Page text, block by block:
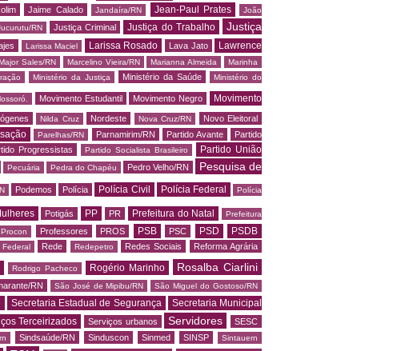
Jaime Calado Jandaíra/RN Jean-Paul Prates
João
RN Justiça Criminal Justiça do Trabalho
Justiça
Larissa Maciel Larissa Rosado Lava Jato
Lawrence
Sales/RN Marcelino Vieira/RN Marianna Almeida Marinha
Ministério da Justiça Ministério da Saúde Ministério do
Movimento Estudantil Movimento Negro
Movimento
Nilda Cruz Nordeste Nova Cruz/RN Novo Eleitoral
Parelhas/RN Parnamirim/RN Partido Avante
Partido
Progressistas Partido Socialista Brasileiro
Partido União
Pecuária Pedra do Chapéu Pedro Velho/RN
Pesquisa de
Podemos Polícia Polícia Civil Polícia Federal Polícia
Potigás PP PR Prefeitura do Natal
Prefeitura
Procon Professores PROS PSB PSC PSD PSDB
Rede Redepetro Redes Sociais Reforma Agrária
Rodrigo Pacheco Rogério Marinho Rosalba Ciarlini
RN São José de Mipibu/RN
São Miguel do Gostoso/RN
Secretaria Estadual de Segurança
Secretaria Municipal
Terceirizados Serviços urbanos Servidores SESC
Sindsaúde/RN Sinduscon Sinmed SINSP Sintauern